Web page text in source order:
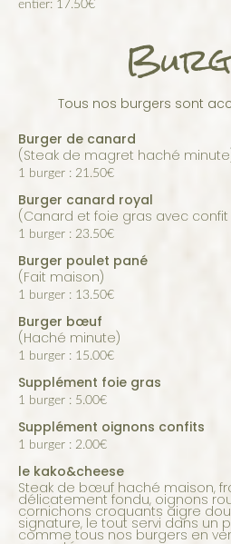
entier: 17.50€
Tous nos burgers sont
Burger de canard
(steak de magret haché
1 burger : 21.50€
Burger canard royal
(canard et foie gras avec
1 burger : 23.50€
Burger poulet pané
(fait maison)
1 burger : 13.50€
Burger bœuf
(haché minute)
1 burger : 15.00€
Supplément foie gras
1 burger : 5.00€
Supplément oignons confits
1 burger : 2.00€
le kako&cheese
Steak de bœuf haché maison, fromage fondant
délicatement fondu, oignons
cornichons croquants aigre
signature, le tout servi dans un
comme tous nos burgers en